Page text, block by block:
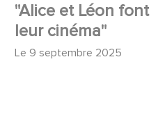
"Alice et Léon font
leur cinéma"
Le 9 septembre 2025